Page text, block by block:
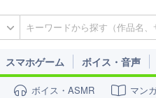
スマホゲーム ボイス・音声
ボイス・ASMR マン